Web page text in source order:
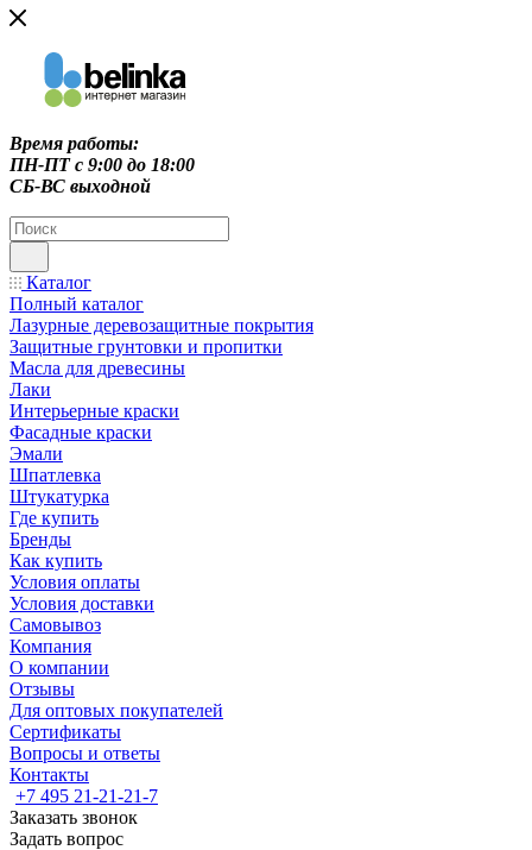
Время работы:
ПН-ПТ c 9:00 до 18:00
СБ-ВС выходной
Каталог
Полный каталог
Лазурные деревозащитные покрытия
Защитные грунтовки и пропитки
Масла для древесины
Лаки
Интерьерные краски
Фасадные краски
Эмали
Шпатлевка
Штукатурка
Где купить
Бренды
Как купить
Условия оплаты
Условия доставки
Самовывоз
Компания
О компании
Отзывы
Для оптовых покупателей
Сертификаты
Вопросы и ответы
Контакты
+7 495 21-21-21-7
Заказать звонок
Задать вопрос